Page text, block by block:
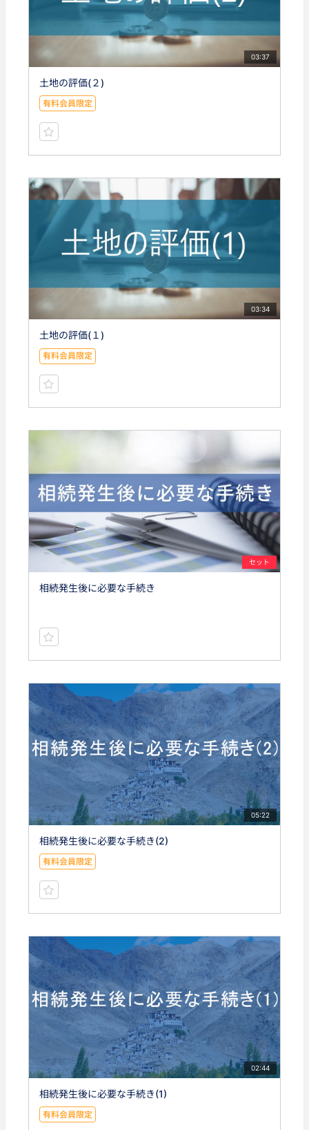
03:37
土地の評価(２)
有料会員限定
03:34
土地の評価(１)
有料会員限定
セット
相続発生後に必要な手続き
05:22
相続発生後に必要な手続き(2)
有料会員限定
02:44
相続発生後に必要な手続き(1)
有料会員限定